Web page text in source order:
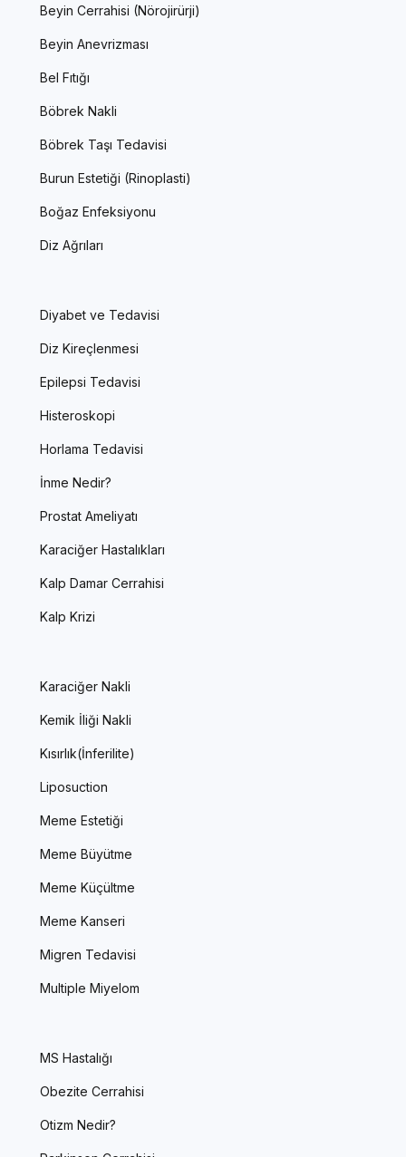
Beyin Cerrahisi (Nörojirürji)
Beyin Anevrizması
Bel Fıtığı
Böbrek Nakli
Böbrek Taşı Tedavisi
Burun Estetiği (Rinoplasti)
Boğaz Enfeksiyonu
Diz Ağrıları
Diyabet ve Tedavisi
Diz Kireçlenmesi
Epilepsi Tedavisi
Histeroskopi
Horlama Tedavisi
İnme Nedir?
Prostat Ameliyatı
Karaciğer Hastalıkları
Kalp Damar Cerrahisi
Kalp Krizi
Karaciğer Nakli
Kemik İliği Nakli
Kısırlık(İnferilite)
Liposuction
Meme Estetiği
Meme Büyütme
Meme Küçültme
Meme Kanseri
Migren Tedavisi
Multiple Miyelom
MS Hastalığı
Obezite Cerrahisi
Otizm Nedir?